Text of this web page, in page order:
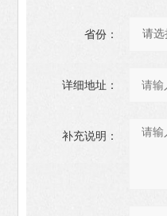
省份：
详细地址：
补充说明：